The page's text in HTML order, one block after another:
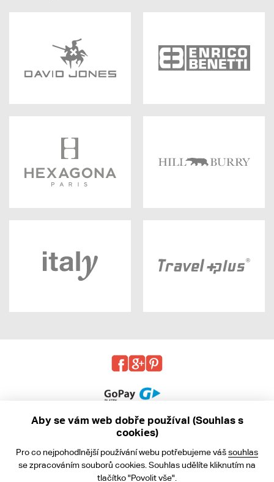
Obchodní podmínky
Aby se vám web dobře používal (Souhlas s
cookies)
Pro co nejpohodlnější používání webu potřebujeme vášsouhlas
se zpracováním souborů cookies. Souhlas udělíte kliknutím na
tlačítko "Povolit vše".